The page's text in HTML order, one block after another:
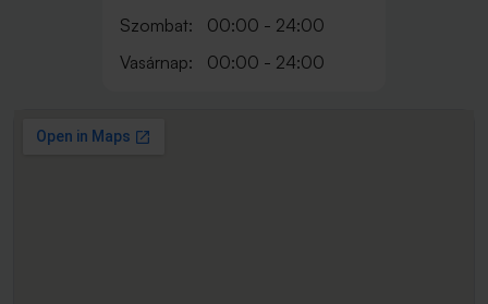
Szombat:
00:00 - 24:00
Vasárnap:
00:00 - 24:00